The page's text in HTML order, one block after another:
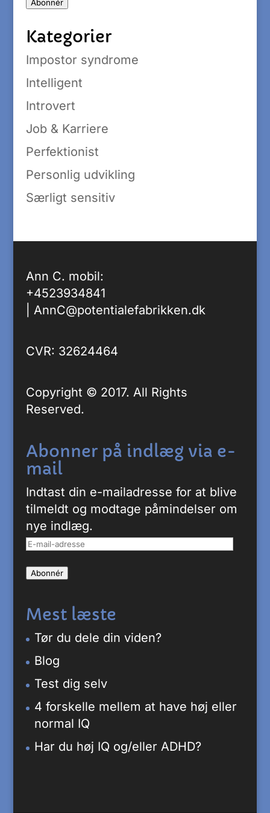
Abonnér
Kategorier
Impostor syndrome
Intelligent
Introvert
Job & Karriere
Perfektionist
Personlig udvikling
Særligt sensitiv
Ann C. mobil:
+4523934841
AnnC@potentialefabrikken.dk
CVR: 32624464
Copyright © 2017. All Rights
Reserved.
Abonner på indlæg via e-
mail
Indtast din e-mailadresse for at blive
tilmeldt og modtage påmindelser om
nye indlæg.
E-
adresse
Abonnér
Mest læste
Tør du dele din viden?
Blog
Test dig selv
4 forskelle mellem at have høj eller
normal IQ
Har du høj IQ og/eller ADHD?